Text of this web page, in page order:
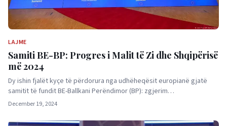
LAJME
Samiti BE-BP: Progres i Malit të Zi dhe Shqipërisë
më 2024
Dy ishin fjalët kyçe të përdorura nga udhëheqësit europianë gjatë
samitit të fundit BE-Ballkani Perëndimor (BP): zgjerim…
December 19, 2024